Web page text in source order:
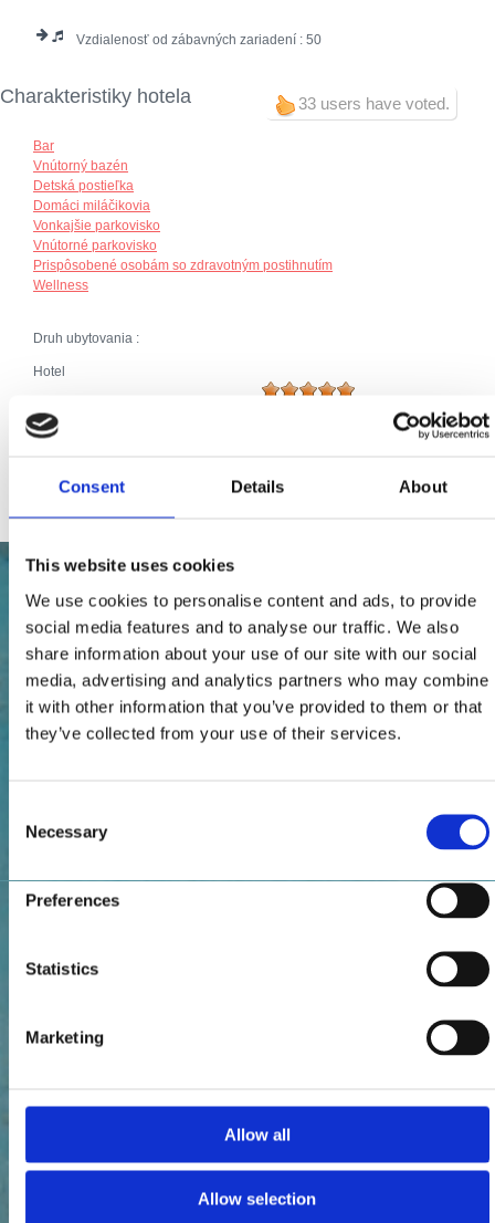
Consent Details About
This website uses cookies
We use cookies to personalise content and ads, to provide
social media features and to analyse our traffic. We also
share information about your use of our site with our social
media, advertising and analytics partners who may combine
it with other information that you’ve provided to them or that
they’ve collected from your use of their services.
Selection
Necessary
Preferences
Statistics
Marketing
Allow all
Allow selection
Vzdialenosť od zábavných zariadení : 50
33 users have voted.
Charakteristiky hotela
Bar
Vnútorný bazén
Detská postieľka
Domáci miláčikovia
Vonkajšie parkovisko
Vnútorné parkovisko
Prispôsobené osobám so zdravotným postihnutím
Wellness
Druh ubytovania :
Hotel
Broj jedinica: